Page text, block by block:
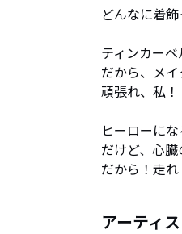
どんなに着
ティンカー
だから、メ
頑張れ、私！
ヒーローに
だけど、心
だから！走
アーティ